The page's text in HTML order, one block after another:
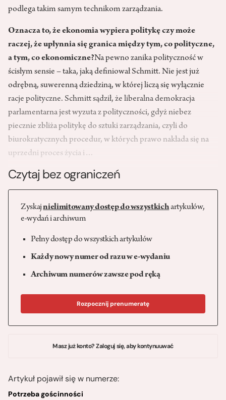
podlega takim samym technikom zarządzania.
Oznacza to, że ekonomia wypiera politykę czy może
raczej, że upłynnia się granica między tym, co polityczne,
a tym, co ekonomiczne?Na pewno zanika polityczność w
ścisłym sensie – taka, jaką definiował Schmitt. Nie jest już
odrębną, suwerenną dziedziną, w której liczą się wyłącznie
racje polityczne. Schmitt sądził, że liberalna demokracja
parlamentarna jest wyzuta z polityczności, gdyż niebez
piecznie zbliża politykę do sztuki zarządzania, czyli do
biurokratycznych procedur, w których prawo nakłada się na
uprzedni proces życia i…
Czytaj bez ograniczeń
Zyskajnielimitowany dostęp do wszystkichartykułów,
e-wydań i archiwum
Pełny dostęp do wszystkich artykułów
Każdy nowy numer od razu w e-wydaniu
Archiwum numerów zawsze pod ręką
Rozpocznij prenumeratę
Masz już konto? Zaloguj się, aby kontynuuwać
Artykuł pojawił się w numerze:
Potrzeba gościnności